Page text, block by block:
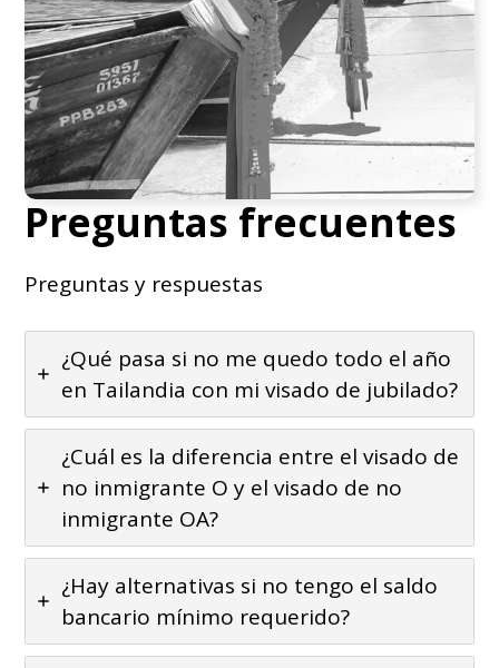
Preguntas frecuentes
Preguntas y respuestas
¿Qué pasa si no me quedo todo el año
en Tailandia con mi visado de jubilado?
¿Cuál es la diferencia entre el visado de
no inmigrante O y el visado de no
inmigrante OA?
¿Hay alternativas si no tengo el saldo
bancario mínimo requerido?